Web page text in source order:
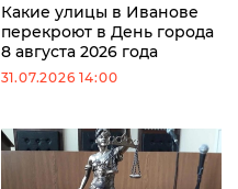
Какие улицы в Иванове
перекроют в День города
8 августа 2026 года
31.07.2026 14:00